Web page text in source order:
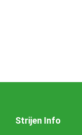
Strijen Info